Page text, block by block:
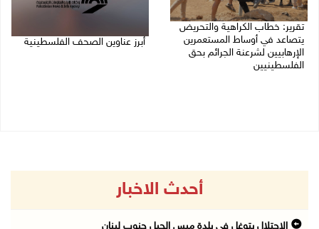
تقرير: خطاب الكراهية والتحريض
يتصاعد في أوساط المستعمرين
الإرهابيين لشرعنة الجرائم بحق
الفلسطينيين
أبرز عناوين الصحف الفلسطينية
أحدث الاخبار